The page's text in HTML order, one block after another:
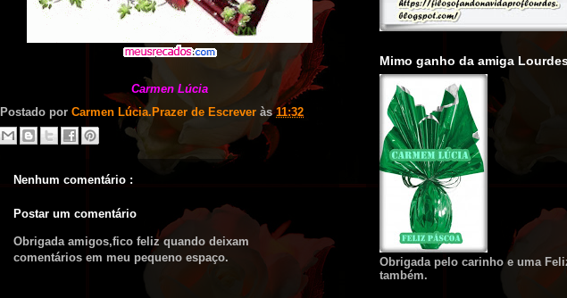
Carmen Lúcia
Postado por Carmen Lúcia.Prazer de Escrever às11:32
Nenhum comentário :
Postar um comentário
Obrigada amigos,fico feliz quando deixam
comentários em meu pequeno espaço.
Mimo ganho da amiga
Obrigada pelo carinho e uma
também.